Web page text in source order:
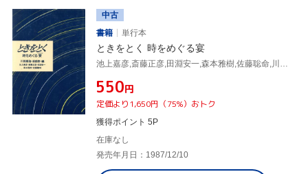
中古
書籍
単行本
ときをとく 時をめぐる宴
池上嘉彦,斎藤正彦,田淵安一,森本雅樹,佐藤聡命,川田順造,坂部恵
¥550円
定価より1,650円（75%）おトク
獲得ポイント 5P
在庫なし
発売年月日：1987/12/10